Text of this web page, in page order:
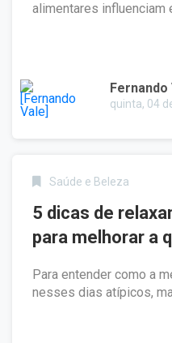
alimentares influenciam
Fernando
quinta, 04
Saúde e Beleza
5 dicas de
para melhorar a
Para entender como a
nesses dias atípicos,